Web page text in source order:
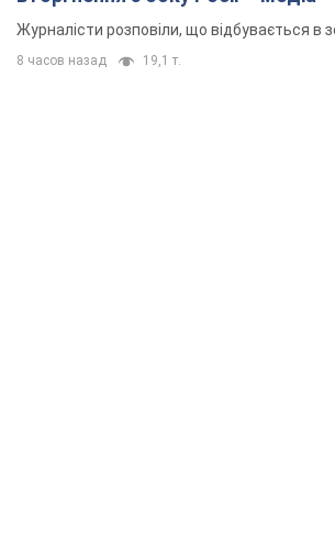
Журналісти розповіли, що відбувається в
8 часов назад 19,1 т.